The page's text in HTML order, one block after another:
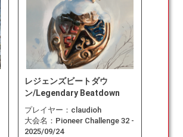
レジェンズビートダウ
ン/Legendary Beatdown
プレイヤー： claudioh
大会名： Pioneer Challenge 32 -
2025/09/24